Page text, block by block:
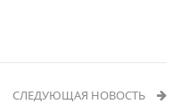
СЛЕДУЮЩАЯ НОВОСТЬ